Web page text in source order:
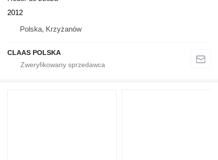
2012
Polska, Krzyżanów
CLAAS POLSKA